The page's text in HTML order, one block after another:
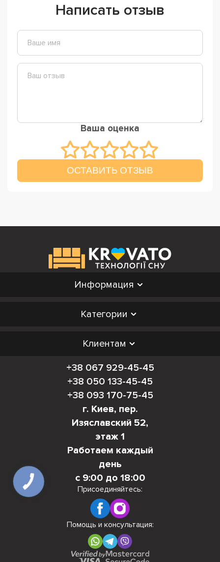
Написать отзыв
Ваша оценка
ОСТАВИТЬ ОТЗЫВ
Информация
Категории
Клиентам
+38 067 929-45-45
+38 050 133-45-45
+38 093 170-75-45
г. Киев, пер.
Изяславский 52,
этаж 1
Работаем каждый
день
с 9:00 до 18:00
Присоединяйтесь:
Помощь и консультация:
КНОПКА
СВЯЗИ